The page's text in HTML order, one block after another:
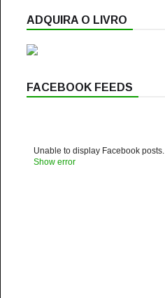
ADQUIRA O LIVRO
FACEBOOK FEEDS
Unable to display Facebook posts.
Show error